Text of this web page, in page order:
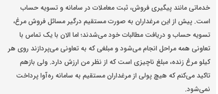
خدماتی مانند پیگیری فروش، ثبت معاملات در سامانه و تسویه حساب
است. پیش از این مرغداران به صورت مستقیم درگیر مسائل فروش مرغ،
تسویه حساب و دریافت مطالبات خود می‌شدند؛ اما الان با یک تماس با
تعاونی همه مراحل انجام می‌شود و مبلغی که به تعاونی می‌‌پردازند روی هر
کیلو مرغ زنده، مبلغ ناچیزی است که از نظر من ارزش دارد. ولی بازهم
تاکید می‌کنم که هیچ پولی از مرغداران مستقیم به سامانه ره‌آوا پرداخت
نمی‌شود.